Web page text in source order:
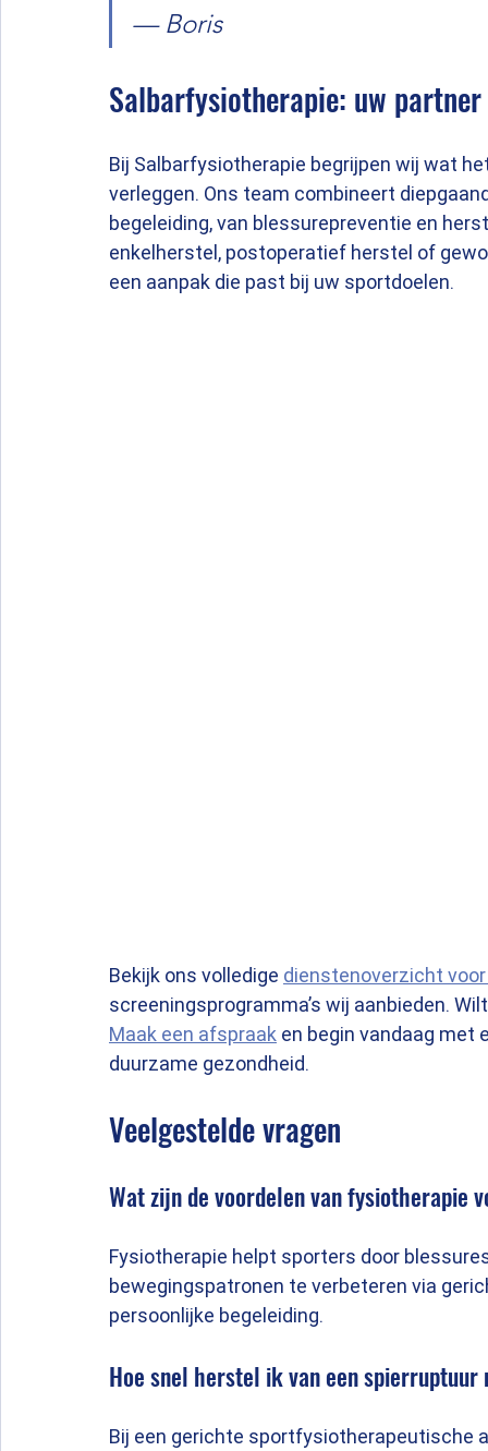
— Boris
Salbarfysiotherapie: uw
Bij Salbarfysiotherapie begrijpen wij wat
verleggen. Ons team combineert
begeleiding, van blessurepreventie en
enkelherstel, postoperatief herstel of
een aanpak die past bij uw sportdoelen.
Bekijk ons volledige dienstenoverzicht
screeningsprogramma’s wij aanbieden.
Maak een afspraak en begin vandaag met
duurzame gezondheid.
Veelgestelde vragen
Wat zijn de voordelen van fysiotherapie
Fysiotherapie helpt sporters door
bewegingspatronen te verbeteren via
persoonlijke begeleiding.
Hoe snel herstel ik van een
Bij een gerichte sportfysiotherapeutische